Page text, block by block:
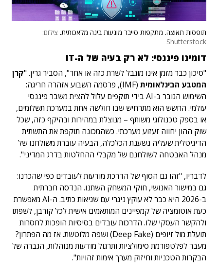
תופסות תאוצה. מתקפות סייבר מונעות בינה מלאכותית. צילום:
Shutterstock
דומינו פיננסי: לא רק בעיה של ה-IT
"סיכון כבר מזמן אינו מוגבל לשרת כזה או אחר", הסביר גרין. "קרן
המטבע הבינלאומית
(IMF), פרסמה השבוע אזהרה חריגה:
השימוש הגובר ב-AI בידי תוקפים עלול להצית משבר פיננסי
עולמי. החשש הוא מתרחיש שבו חולשה אחת במערכת תשלומים,
או בספק טכנולוגי משותף – מנוצלת במהירות ובהיקף כזה, שכל
שוק ההון יחווה זעזוע מערכתי. כשהמכונה תוקפת את התשתית
הדיגיטלית שעליה נשענת הכלכלה, הבעיה עוברת משולחנו של
מנהל האבטחה לשולחנם של מקבלי ההחלטות בדרג המדיני".
לדבריו, "זהו גם הסוף של הדרכת מודעות לעובדים כפי שהכרנו:
גם במישור האנושי, חוקי המשחק השתנו. הנדסה חברתית
ב-2026 היא כבר לא עוקץ ניגרי עם שגיאות כתיב. ה-AI מאפשרת
כעת אוטומציה של קמפיינים המותאמים אישית לכל קורבן, לשפתו
ולהקשר העסקי שלו. הדרכות עובדים בסיסיות הופכות לחסרות
תועלת מול זיופים (Deep Fake) ושפה מלוטשת. אז מה הפתרון?
מעבר לפלטפורמת סימולציות ותרגול מודעות מנוהלות, הגברה של
הבקרות הטכניות וחיזוק מערך אימות זהויות".